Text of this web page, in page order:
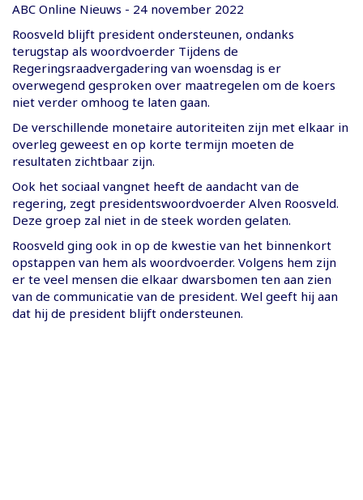
ABC Online Nieuws - 24 november 2022
Roosveld blijft president ondersteunen, ondanks
terugstap als woordvoerder Tijdens de
Regeringsraadvergadering van woensdag is er
overwegend gesproken over maatregelen om de koers
niet verder omhoog te laten gaan.
De verschillende monetaire autoriteiten zijn met elkaar in
overleg geweest en op korte termijn moeten de
resultaten zichtbaar zijn.
Ook het sociaal vangnet heeft de aandacht van de
regering, zegt presidentswoordvoerder Alven Roosveld.
Deze groep zal niet in de steek worden gelaten.
Roosveld ging ook in op de kwestie van het binnenkort
opstappen van hem als woordvoerder. Volgens hem zijn
er te veel mensen die elkaar dwarsbomen ten aan zien
van de communicatie van de president. Wel geeft hij aan
dat hij de president blijft ondersteunen.